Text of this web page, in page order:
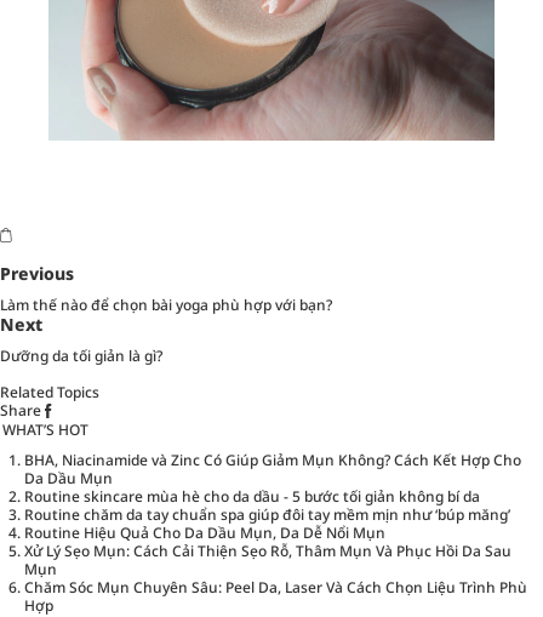
Previous
Làm thế nào để chọn bài yoga phù hợp với bạn?
Next
Dưỡng da tối giản là gì?
Related Topics
Share
WHAT’S HOT
BHA, Niacinamide và Zinc Có Giúp Giảm Mụn Không? Cách Kết Hợp Cho
Da Dầu Mụn
Routine skincare mùa hè cho da dầu - 5 bước tối giản không bí da
Routine chăm da tay chuẩn spa giúp đôi tay mềm mịn như ‘búp măng’
Routine Hiệu Quả Cho Da Dầu Mụn, Da Dễ Nổi Mụn
Xử Lý Sẹo Mụn: Cách Cải Thiện Sẹo Rỗ, Thâm Mụn Và Phục Hồi Da Sau
Mụn
Chăm Sóc Mụn Chuyên Sâu: Peel Da, Laser Và Cách Chọn Liệu Trình Phù
Hợp